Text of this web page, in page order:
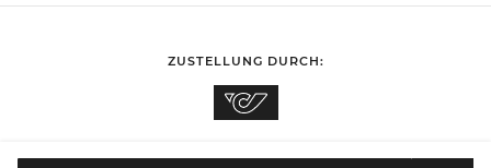
ZUSTELLUNG DURCH: